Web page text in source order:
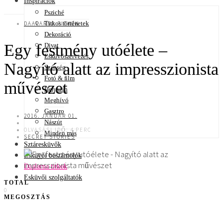
Psziché
Titkos történetek
Dekoráció
Divat
Esküvőszervezés
Szépség
Fotó & film
Helyszín
Meghívó
Gasztro
Nászút
Minden más
Sztáresküvők
Esküvői beszámolók
Daalarna titkok
Esküvői szolgáltatók
DAALARNA TITKOK
Egy festmény utóélete –
Nagyító alatt az impresszionista
művészet
2016. JANUÁR 01.
OLVASÁSI IDŐ: 4 PERC
SECRET STORIES
TOTAL
0
MEGOSZTÁS